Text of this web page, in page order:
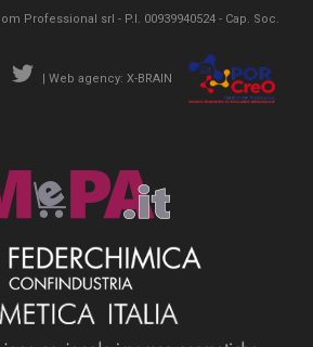
Professional srl - P.I. 00939940524 - Cap. Soc.
| Web agency: X-BRAIN